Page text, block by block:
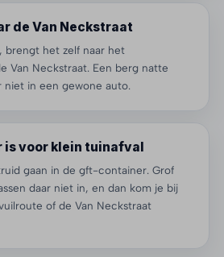
de Van Neckstraat
brengt het zelf naar het
Van Neckstraat. Een berg natte
in een gewone auto.
is voor klein tuinafval
gaan in de gft-container. Grof
daar niet in, en dan kom je bij
of de Van Neckstraat